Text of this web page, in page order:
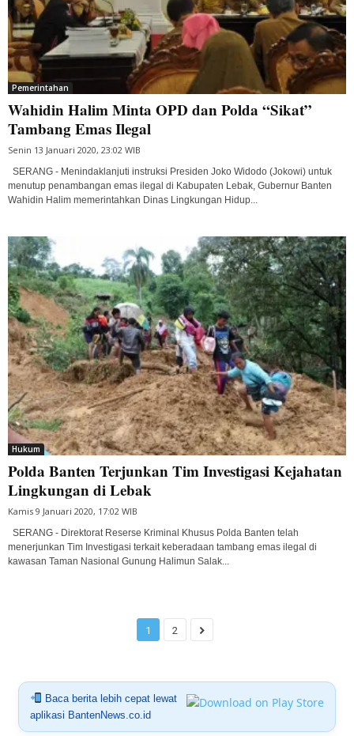
Pemerintahan
Wahidin Halim Minta OPD dan Polda “Sikat”
Tambang Emas Ilegal
Senin 13 Januari 2020, 23:02 WIB
SERANG - Menindaklanjuti instruksi Presiden Joko Widodo (Jokowi) untuk
menutup penambangan emas ilegal di Kabupaten Lebak, Gubernur Banten
Wahidin Halim memerintahkan Dinas Lingkungan Hidup...
Hukum
Polda Banten Terjunkan Tim Investigasi Kejahatan
Lingkungan di Lebak
Kamis 9 Januari 2020, 17:02 WIB
SERANG - Direktorat Reserse Kriminal Khusus Polda Banten telah
menerjunkan Tim Investigasi terkait keberadaan tambang emas ilegal di
kawasan Taman Nasional Gunung Halimun Salak...
1 2
Baca berita lebih cepat lewat
aplikasi BantenNews.co.id